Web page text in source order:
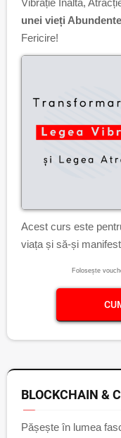
unei vieți Abundente
Fericire!
Acest curs este
viața și să-și
Folosește
BLOCKCHAIN &
Pășește în lumea